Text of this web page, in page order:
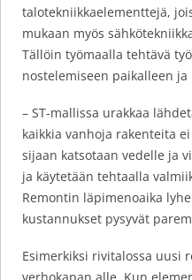
talotekniikkaelementtejä,
mukaan myös
Tällöin työmaalla tehtävä
nostelemiseen paikalleen
– ST-mallissa urakkaa
kaikkia vanhoja rakenteita
sijaan katsotaan vedelle ja
ja käytetään tehtaalla
Remontin läpimenoaika
kustannukset pysyvät
Esimerkiksi rivitalossa uusi